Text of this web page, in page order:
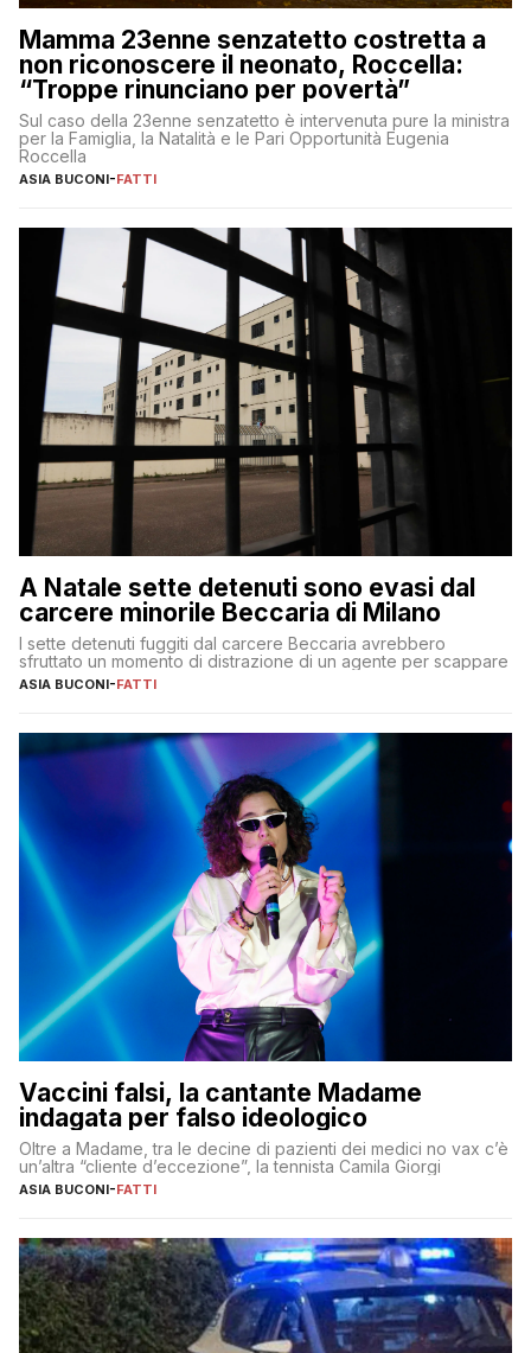
Mamma 23enne senzatetto costretta a
non riconoscere il neonato, Roccella:
“Troppe rinunciano per povertà”
Sul caso della 23enne senzatetto è intervenuta pure la ministra
per la Famiglia, la Natalità e le Pari Opportunità Eugenia
Roccella
ASIA BUCONI-FATTI
A Natale sette detenuti sono evasi dal
carcere minorile Beccaria di Milano
I sette detenuti fuggiti dal carcere Beccaria avrebbero
sfruttato un momento di distrazione di un agente per scappare
ASIA BUCONI-FATTI
Vaccini falsi, la cantante Madame
indagata per falso ideologico
Oltre a Madame, tra le decine di pazienti dei medici no vax c’è
un’altra “cliente d’eccezione”, la tennista Camila Giorgi
ASIA BUCONI-FATTI